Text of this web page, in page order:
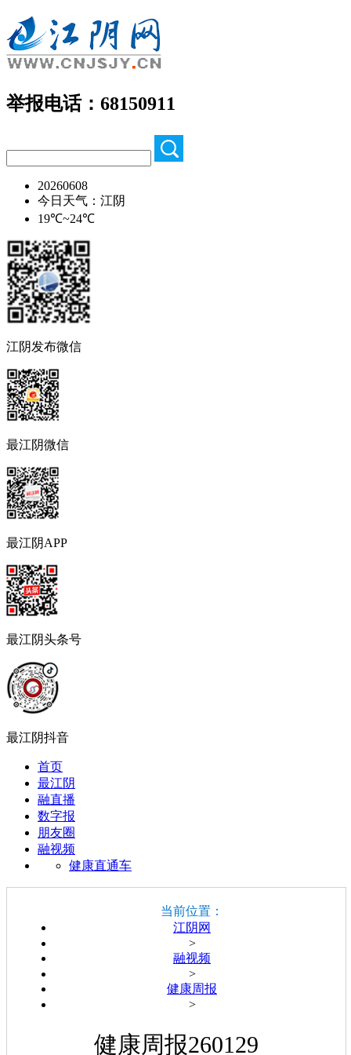
举报电话：68150911
20260608
今日天气：江阴
19℃~24℃
江阴发布微信
最江阴微信
最江阴APP
最江阴头条号
最江阴抖音
首页
最江阴
融直播
数字报
朋友圈
融视频
健康直通车
当前位置：
江阴网
>
融视频
>
健康周报
>
健康周报260129